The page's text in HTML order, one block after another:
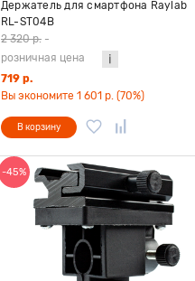
Держатель для смартфона Raylab
RL-ST04B
2 320 р. -
розничная цена
719 р.
Вы экономите 1 601 р. (70%)
В корзину
-45%